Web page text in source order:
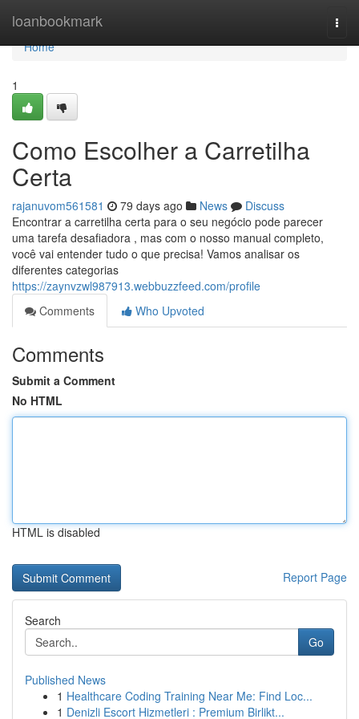
loanbookmark
Home
Home
1
Como Escolher a Carretilha
Certa
rajanuvom561581 79 days ago News
Discuss
Encontrar a carretilha certa para o seu negócio pode parecer
uma tarefa desafiadora , mas com o nosso manual completo,
você vai entender tudo o que precisa! Vamos analisar os
diferentes categorias
https://zaynvzwl987913.webbuzzfeed.com/profile
Comments
Who Upvoted
Comments
Submit a Comment
No HTML
HTML is disabled
Report Page
Search
Go
Published News
1 Healthcare Coding Training Near Me: Find Loc...
1 Denizli Escort Hizmetleri : Premium Birlikt...